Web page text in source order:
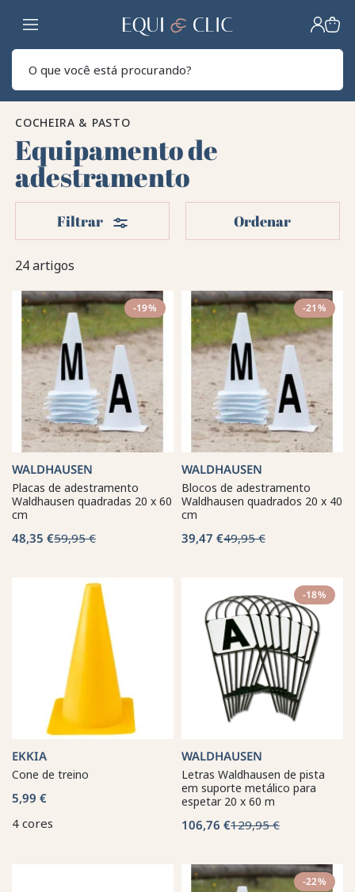
Lar
COCHEIRA & PASTO
Equipamento de
adestramento
24 artigos
Filtrar Filters Ordenar
-19%
WALDHAUSEN
Placas de adestramento
Waldhausen quadradas 20 x 60
cm
48,35 €59,95 €
-21%
WALDHAUSEN
Blocos de adestramento
Waldhausen quadrados 20 x 40
cm
39,47 €49,95 €
EKKIA
Cone de treino
5,99 €
4 cores
-18%
WALDHAUSEN
Letras Waldhausen de pista
em suporte metálico para
espetar 20 x 60 m
106,76 €129,95 €
-22%